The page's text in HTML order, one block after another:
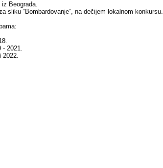
Beograda.
sliku “Bombardovanje”, na dečijem lokalnom konkursu.
- 2021.
2022.